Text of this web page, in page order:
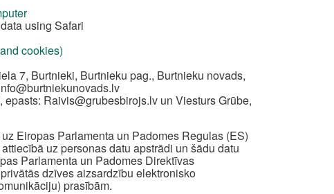
using Safari
cookies)
7, Burtnieki, Burtnieku pag., Burtnieku novads,
epasts: Raivis@grubesbirojs.lv un Viesturs Grūbe,
Eiropas Parlamenta un Padomes Regulas (ES)
uz personas datu apstrādi un šādu datu
Parlamenta un Padomes Direktīvas
dzīves aizsardzību elektronisko
prasībām.